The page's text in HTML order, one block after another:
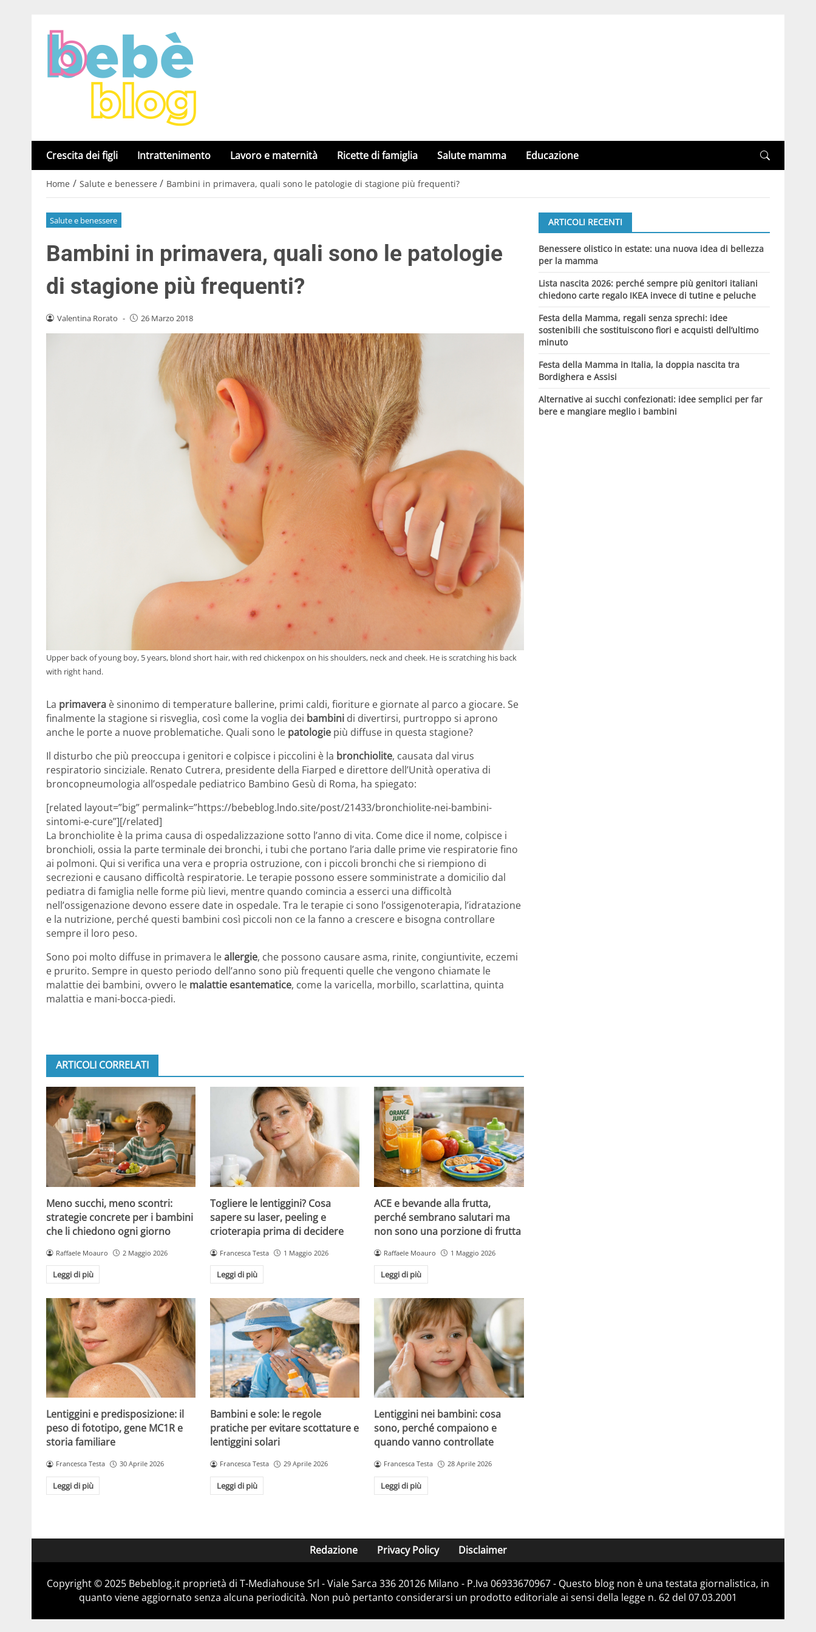
Crescita dei figli Intrattenimento Lavoro e maternità Ricette di famiglia Salute mamma Educazione
Home / Salute e benessere / Bambini in primavera, quali sono le patologie di stagione più frequenti?
Salute e benessere
Bambini in primavera, quali sono le patologie
di stagione più frequenti?
Valentina Rorato - 26 Marzo 2018
Upper back of young boy, 5 years, blond short hair, with red chickenpox on his shoulders, neck and cheek. He is scratching his back
with right hand.
La primavera è sinonimo di temperature ballerine, primi caldi, fioriture e giornate al parco a giocare. Se
finalmente la stagione si risveglia, così come la voglia dei bambini di divertirsi, purtroppo si aprono
anche le porte a nuove problematiche. Quali sono le patologie più diffuse in questa stagione?
Il disturbo che più preoccupa i genitori e colpisce i piccolini è la bronchiolite, causata dal virus
respiratorio sinciziale. Renato Cutrera, presidente della Fiarped e direttore dell’Unità operativa di
broncopneumologia all’ospedale pediatrico Bambino Gesù di Roma, ha spiegato:
[related layout=”big” permalink=”https://bebeblog.lndo.site/post/21433/bronchiolite-nei-bambini-
sintomi-e-cure”][/related]
La bronchiolite è la prima causa di ospedalizzazione sotto l’anno di vita. Come dice il nome, colpisce i
bronchioli, ossia la parte terminale dei bronchi, i tubi che portano l’aria dalle prime vie respiratorie fino
ai polmoni. Qui si verifica una vera e propria ostruzione, con i piccoli bronchi che si riempiono di
secrezioni e causano difficoltà respiratorie. Le terapie possono essere somministrate a domicilio dal
pediatra di famiglia nelle forme più lievi, mentre quando comincia a esserci una difficoltà
nell’ossigenazione devono essere date in ospedale. Tra le terapie ci sono l’ossigenoterapia, l’idratazione
e la nutrizione, perché questi bambini così piccoli non ce la fanno a crescere e bisogna controllare
sempre il loro peso.
Sono poi molto diffuse in primavera leallergie, che possono causare asma, rinite, congiuntivite, eczemi
e prurito. Sempre in questo periodo dell’anno sono più frequenti quelle che vengono chiamate le
malattie dei bambini, ovvero le malattie esantematice, come la varicella, morbillo, scarlattina, quinta
malattia e mani-bocca-piedi.
ARTICOLI CORRELATI
Meno succhi, meno scontri:
strategie concrete per i bambini
che li chiedono ogni giorno
Raffaele Moauro 2 Maggio 2026
Leggi di più
Togliere le lentiggini? Cosa
sapere su laser, peeling e
crioterapia prima di decidere
Francesca Testa 1 Maggio 2026
Leggi di più
ACE e bevande alla frutta,
perché sembrano salutari ma
non sono una porzione di frutta
Raffaele Moauro 1 Maggio 2026
Leggi di più
Lentiggini e predisposizione: il
peso di fototipo, gene MC1R e
storia familiare
Francesca Testa 30 Aprile 2026
Leggi di più
Bambini e sole: le regole
pratiche per evitare scottature e
lentiggini solari
Francesca Testa 29 Aprile 2026
Leggi di più
Lentiggini nei bambini: cosa
sono, perché compaiono e
quando vanno controllate
Francesca Testa 28 Aprile 2026
Leggi di più
ARTICOLI RECENTI
Benessere olistico in estate: una nuova idea di bellezza
per la mamma
Lista nascita 2026: perché sempre più genitori italiani
chiedono carte regalo IKEA invece di tutine e peluche
Festa della Mamma, regali senza sprechi: idee
sostenibili che sostituiscono fiori e acquisti dell’ultimo
minuto
Festa della Mamma in Italia, la doppia nascita tra
Bordighera e Assisi
Alternative ai succhi confezionati: idee semplici per far
bere e mangiare meglio i bambini
Redazione Privacy Policy Disclaimer
Copyright © 2025 Bebeblog.it proprietà di T-Mediahouse Srl - Viale Sarca 336 20126 Milano - P.Iva 06933670967 - Questo blog non è una testata giornalistica, in
quanto viene aggiornato senza alcuna periodicità. Non può pertanto considerarsi un prodotto editoriale ai sensi della legge n. 62 del 07.03.2001